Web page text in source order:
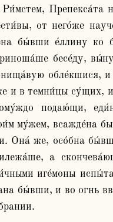
от него́же
бы́вши е́ллину ко
бесе́ду,
обле́кшися, и
и в темни́цы су́щих,
подаю́щи,
му́жем, всажде́на
Она́ же, осо́бна
а
иге́моны
бы́вши, и во огнь